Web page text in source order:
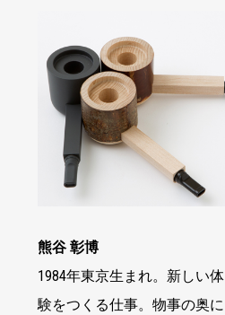
熊谷 彰博
1984年東京生まれ。新しい体
験をつくる仕事。物事の奥に